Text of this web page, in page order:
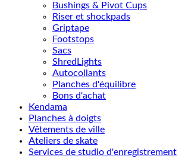
Bushings & Pivot Cups
Riser et shockpads
Griptape
Footstops
Sacs
ShredLights
Autocollants
Planches d'équilibre
Bons d'achat
Kendama
Planches à doigts
Vêtements de ville
Ateliers de skate
Services de studio d'enregistrement